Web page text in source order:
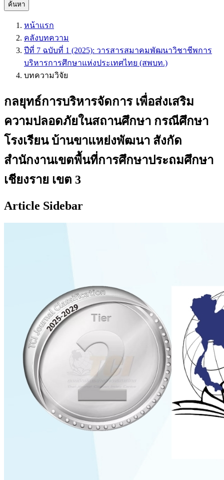
ค้นหา
หน้าแรก
คลังบทความ
ปีที่ 7 ฉบับที่ 1 (2025): วารสารสมาคมพัฒนาวิชาชีพการ
บริหารการศึกษาแห่งประเทศไทย (สพบท.)
บทความวิจัย
กลยุทธ์การบริหารจัดการ เพื่อส่งเสริม
ความปลอดภัยในสถานศึกษา กรณีศึกษา
โรงเรียน บ้านขาแหย่งพัฒนา สังกัด
สำนักงานเขตพื้นที่การศึกษาประถมศึกษา
เชียงราย เขต 3
Article Sidebar